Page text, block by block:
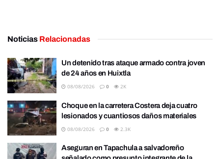
Noticias Relacionadas
Un detenido tras ataque armado contra joven
de 24 años en Huixtla
08/08/2026 0 2K
Choque en la carretera Costera deja cuatro
lesionados y cuantiosos daños materiales
08/08/2026 0 2.3K
Aseguran en Tapachula a salvadoreño